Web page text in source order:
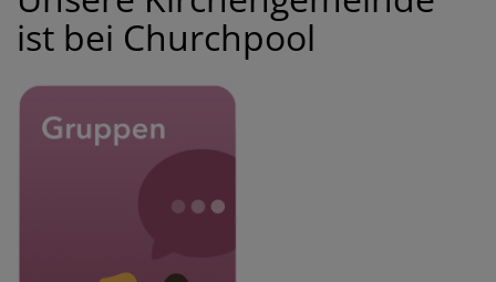
ist bei Churchpool